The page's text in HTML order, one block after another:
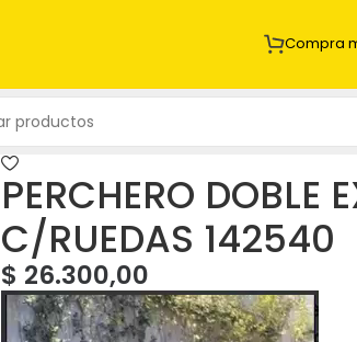
Compra
PERCHERO DOBLE
C/RUEDAS 142540
$ 26.300,00
Reproductor
de